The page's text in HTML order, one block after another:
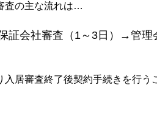
査の主な流れは…
証会社審査（1～3日）→管
入居審査終了後契約手続きを行う